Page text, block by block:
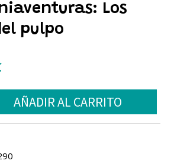
Los
pulpo
El
actual
es:
AÑADIR AL CARRITO